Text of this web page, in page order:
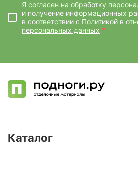
Я согласен на обработку
и получение информационных
в соответствии с Политикой в
персональных данных *
Каталог